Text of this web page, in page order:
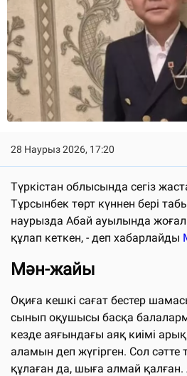
28 Наурыз 2026, 17:20
Түркістан облысында сегіз
Тұрсынбек төрт күннен бері
наурызда Абай ауылында
құлап кеткен, - деп хабарлайды
Мән-жайы
Оқиға кешкі сағат бестер
сынып оқушысы басқа
кезде аяғындағы аяқ киімі
аламын деп жүгірген. Сол сәтте
құлаған да, шыға алмай қалған.